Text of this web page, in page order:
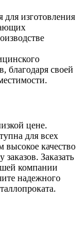
изготовления
благодаря своей
цене.
для всех
высокое качество
Заказать
компании
надежного